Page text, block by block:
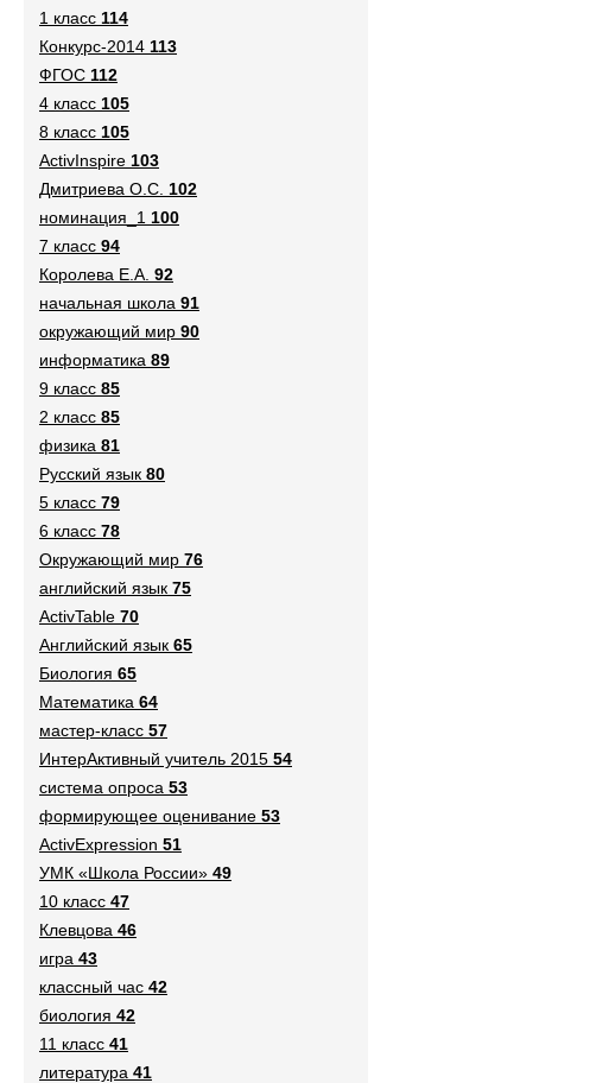
1 класс 114
Конкурс-2014 113
ФГОС 112
4 класс 105
8 класс 105
ActivInspire 103
Дмитриева О.С. 102
номинация_1 100
7 класс 94
Королева Е.А. 92
начальная школа 91
окружающий мир 90
информатика 89
9 класс 85
2 класс 85
физика 81
Русский язык 80
5 класс 79
6 класс 78
Окружающий мир 76
английский язык 75
ActivTable 70
Английский язык 65
Биология 65
Математика 64
мастер-класс 57
ИнтерАктивный учитель 2015 54
система опроса 53
формирующее оценивание 53
ActivExpression 51
УМК «Школа России» 49
10 класс 47
Клевцова 46
игра 43
классный час 42
биология 42
11 класс 41
литература 41